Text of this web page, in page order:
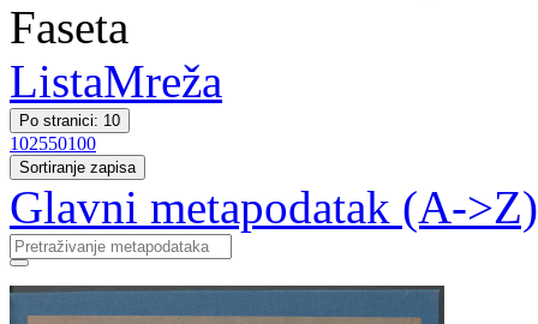
Faseta
ListaMreža
Po stranici: 10
102550100
Sortiranje zapisa
Glavni metapodatak (A->Z)